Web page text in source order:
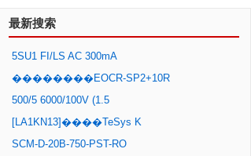
最新搜索
5SU1 FI/LS AC 300mA
��������EOCR-SP2+10R
500/5 6000/100V (1.5
[LA1KN13]����TeSys K
SCM-D-20B-750-PST-RO